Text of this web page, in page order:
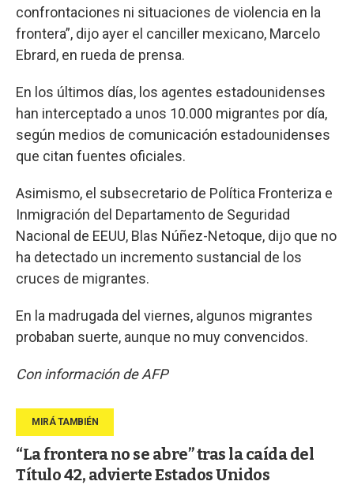
confrontaciones ni situaciones de violencia en la
frontera”, dijo ayer el canciller mexicano, Marcelo
Ebrard, en rueda de prensa.
En los últimos días, los agentes estadounidenses
han interceptado a unos 10.000 migrantes por día,
según medios de comunicación estadounidenses
que citan fuentes oficiales.
Asimismo, el subsecretario de Política Fronteriza e
Inmigración del Departamento de Seguridad
Nacional de EEUU, Blas Núñez-Netoque, dijo que no
ha detectado un incremento sustancial de los
cruces de migrantes.
En la madrugada del viernes, algunos migrantes
probaban suerte, aunque no muy convencidos.
Con información de AFP
“La frontera no se abre” tras la caída del
Título 42, advierte Estados Unidos